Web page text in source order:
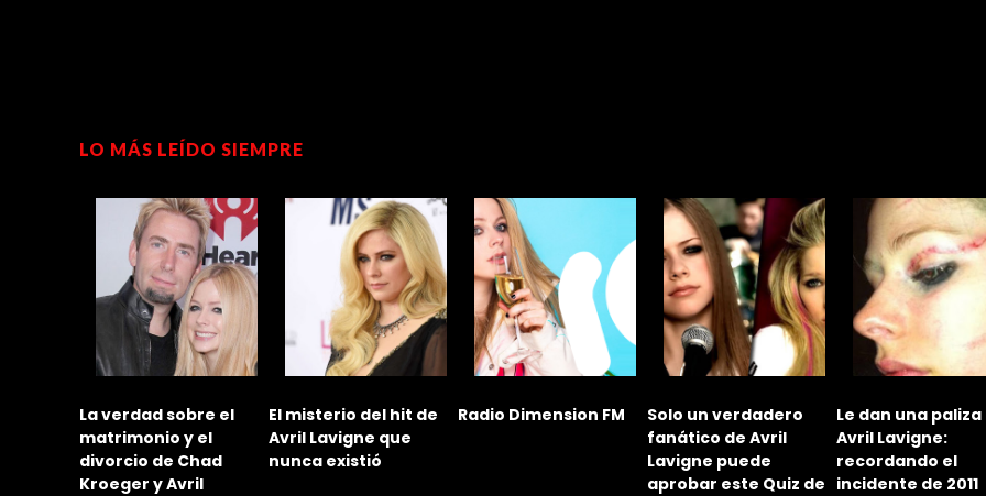
LO MÁS LEÍDO SIEMPRE
La verdad sobre el
matrimonio y el
divorcio de Chad
Kroeger y Avril
El misterio del hit de
Avril Lavigne que
nunca existió
Radio Dimension FM
Solo un verdadero
fanático de Avril
Lavigne puede
aprobar este Quiz de
Le dan una paliza
Avril Lavigne:
recordando el
incidente de 2011